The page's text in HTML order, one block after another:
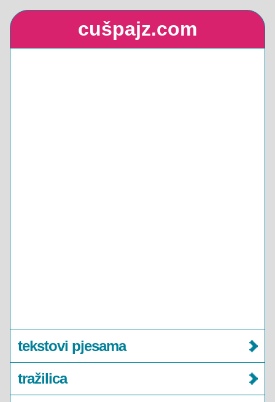
cušpajz.com
tekstovi pjesama
tražilica